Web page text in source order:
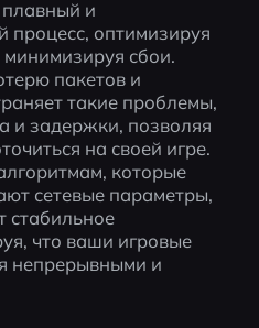
плавный и
процесс, оптимизируя
сбои.
пакетов и
такие проблемы,
и задержки, позволяя
на своей игре.
которые
сетевые параметры,
стабильное
что ваши игровые
непрерывными и